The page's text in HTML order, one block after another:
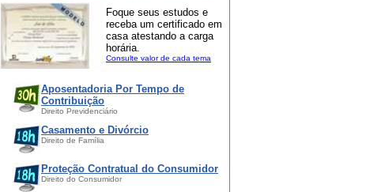
Foque seus estudos e
receba um certificado em
casa atestando a carga
horária.
Consulte valor de cada tema
Aposentadoria Por Tempo de
Contribuição
Direito Previdenciário
Casamento e Divórcio
Direito de Família
Proteção Contratual do Consumidor
Direito do Consumidor